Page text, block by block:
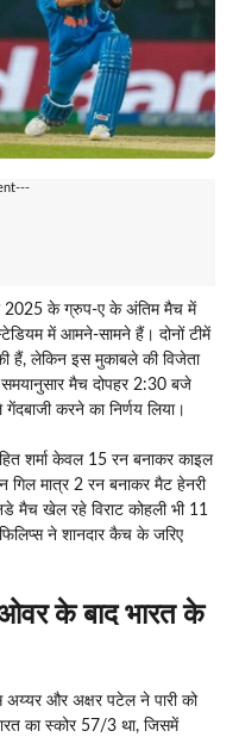
2025 के ग्रुप-ए के अंतिम मैच में
में आमने-सामने हैं। दोनों टीमें
हैं, लेकिन इस मुकाबले की विजेता
समयानुसार मैच दोपहर 2:30 बजे
करने का निर्णय लिया।
शर्मा केवल 15 रन बनाकर काइल
मात्र 2 रन बनाकर मैट हेनरी
खेल रहे विराट कोहली भी 11
ने शानदार कैच के जरिए
के बाद भारत के
अय्यर और अक्षर पटेल ने पारी को
का स्कोर 57/3 था, जिसमें